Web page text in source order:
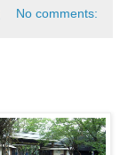
No comments: